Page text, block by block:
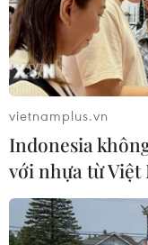
TIN LIÊN QUAN
vietnamplus.vn
Indonesia
với nhựa từ Việt